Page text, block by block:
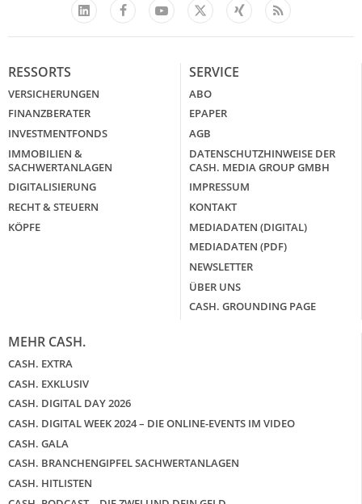
LinkedIn
FacebookYouTube
X
Xing Feed
RESSORTS
VERSICHERUNGEN
FINANZBERATER
INVESTMENTFONDS
IMMOBILIEN &
SACHWERTANLAGEN
DIGITALISIERUNG
RECHT & STEUERN
KÖPFE
SERVICE
ABO
EPAPER
AGB
DATENSCHUTZHINWEISE DER
CASH. MEDIA GROUP GMBH
IMPRESSUM
KONTAKT
MEDIADATEN (DIGITAL)
MEDIADATEN (PDF)
NEWSLETTER
ÜBER UNS
CASH. GROUNDING PAGE
MEHR CASH.
CASH. EXTRA
CASH. EXKLUSIV
CASH. DIGITAL DAY 2026
CASH. DIGITAL WEEK 2024 – DIE ONLINE-EVENTS IM VIDEO
CASH. GALA
CASH. BRANCHENGIPFEL SACHWERTANLAGEN
CASH. HITLISTEN